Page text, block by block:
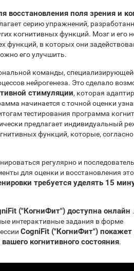
восстановления поля зрения и
серию упражнений,
когнитивных функций. Мозг и его
функций, в которых они
его улучшить.
команды,
нейрогенеза. Это сделало
стимуляции, которая
начинается с точной оценки
тестирования программа
предлагает индивидуальный
функций, которые, согласно
регулярно и
для оценки и восстановления
требуется уделять 15
("КогниФит") доступна онлайн
интерактивные задания в форме
CogniFit ("КогниФит")
когнитивного состояния.